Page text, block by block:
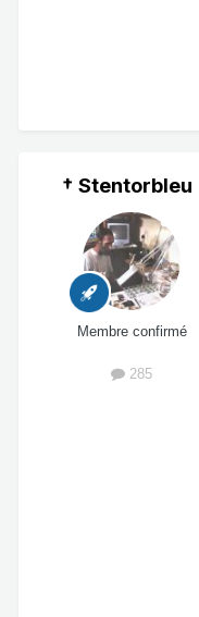
† Stentorbleu
Membre confirmé
285